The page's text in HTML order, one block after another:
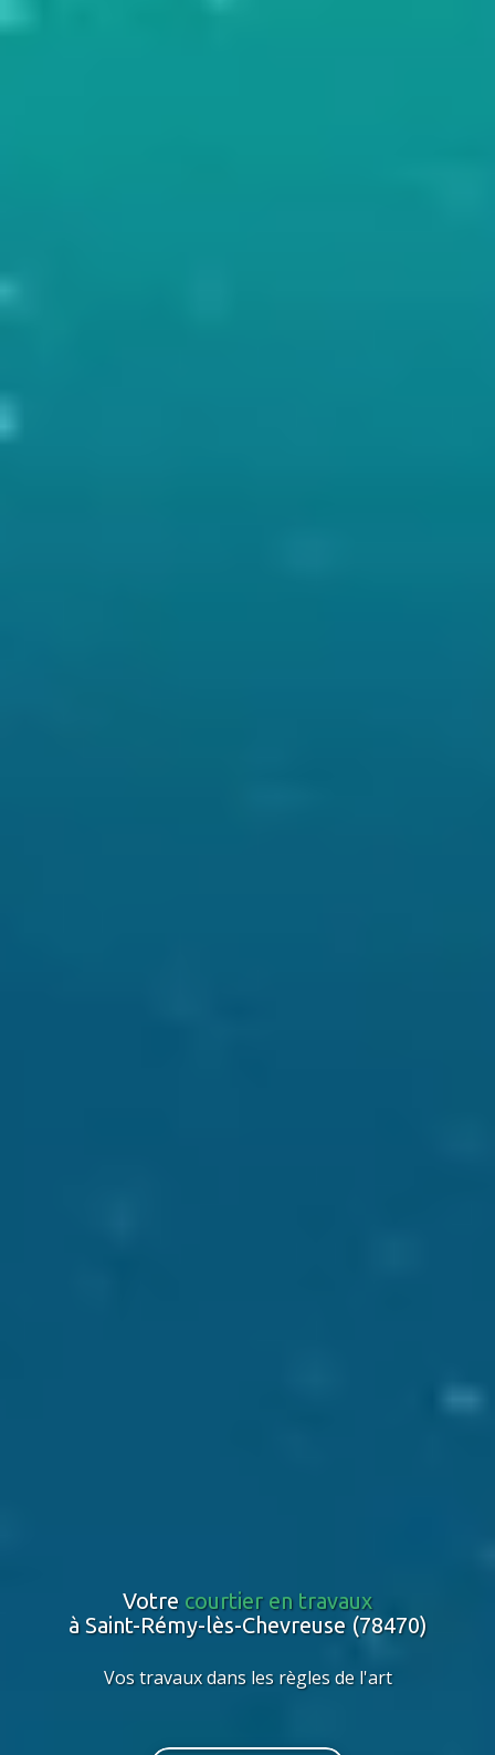
Votre courtier en travaux
à Saint-Rémy-lès-Chevreuse (78470)
Vos travaux dans les règles de l'art